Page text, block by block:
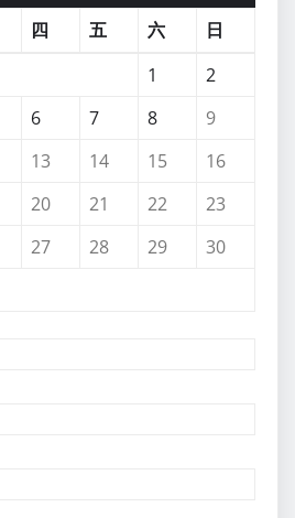
四 五 六
日
1
2
6 7 8
9
13 14 15
16
20 21 22
23
27 28 29
30